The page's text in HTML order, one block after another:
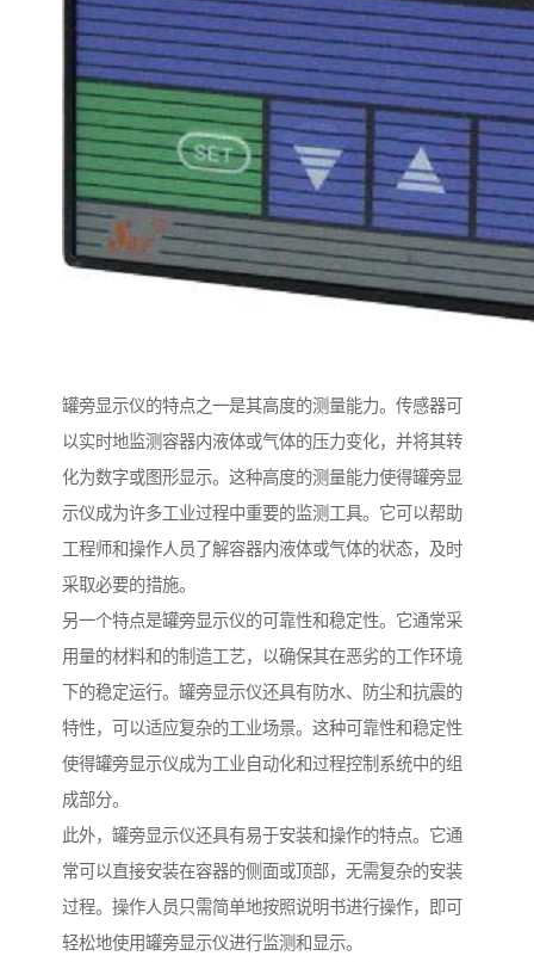
罐旁显示仪的特点之一是其高度的测量能力。传感器可
以实时地监测容器内液体或气体的压力变化，并将其转
化为数字或图形显示。这种高度的测量能力使得罐旁显
示仪成为许多工业过程中重要的监测工具。它可以帮助
工程师和操作人员了解容器内液体或气体的状态，及时
采取必要的措施。
另一个特点是罐旁显示仪的可靠性和稳定性。它通常采
用量的材料和的制造工艺，以确保其在恶劣的工作环境
下的稳定运行。罐旁显示仪还具有防水、防尘和抗震的
特性，可以适应复杂的工业场景。这种可靠性和稳定性
使得罐旁显示仪成为工业自动化和过程控制系统中的组
成部分。
此外，罐旁显示仪还具有易于安装和操作的特点。它通
常可以直接安装在容器的侧面或顶部，无需复杂的安装
过程。操作人员只需简单地按照说明书进行操作，即可
轻松地使用罐旁显示仪进行监测和显示。